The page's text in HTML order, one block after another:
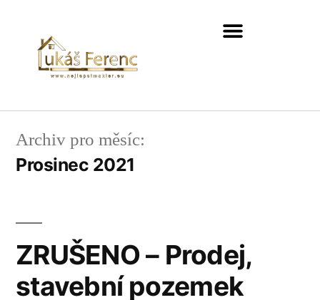
Archiv pro měsíc:
Prosinec 2021
ZRUŠENO – Prodej,
stavební pozemek